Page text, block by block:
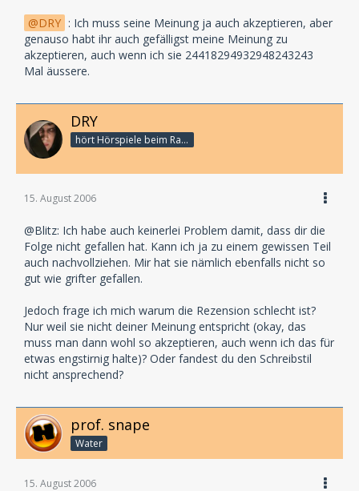
DRY : Ich muss seine Meinung ja auch akzeptieren, aber
genauso habt ihr auch gefälligst meine Meinung zu
akzeptieren, auch wenn ich sie 24418294932948243243
Mal äussere.
DRY
hört Hörspiele beim Rasenmähen
15. August 2006
@Blitz: Ich habe auch keinerlei Problem damit, dass dir die
Folge nicht gefallen hat. Kann ich ja zu einem gewissen Teil
auch nachvollziehen. Mir hat sie nämlich ebenfalls nicht so
gut wie grifter gefallen.
Jedoch frage ich mich warum die Rezension schlecht ist?
Nur weil sie nicht deiner Meinung entspricht (okay, das
muss man dann wohl so akzeptieren, auch wenn ich das für
etwas engstirnig halte)? Oder fandest du den Schreibstil
nicht ansprechend?
prof. snape
Water
15. August 2006